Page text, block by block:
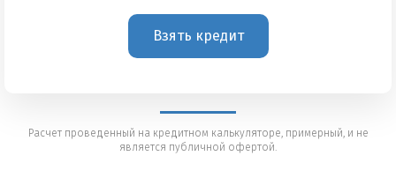
Взять кредит
Расчет проведенный на кредитном калькуляторе, примерный, и не
является публичной офертой.